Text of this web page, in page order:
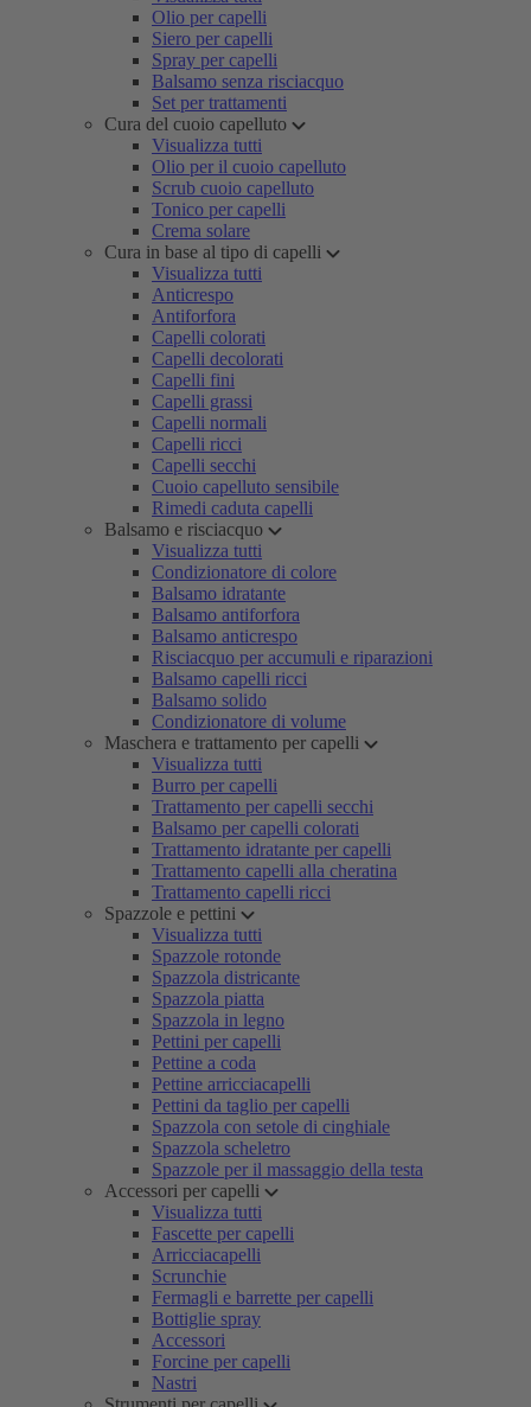
Olio per capelli
Siero per capelli
Spray per capelli
Balsamo senza risciacquo
Set per trattamenti
Cura del cuoio capelluto
Visualizza tutti
Olio per il cuoio capelluto
Scrub cuoio capelluto
Tonico per capelli
Crema solare
Cura in base al tipo di capelli
Visualizza tutti
Anticrespo
Antiforfora
Capelli colorati
Capelli decolorati
Capelli fini
Capelli grassi
Capelli normali
Capelli ricci
Capelli secchi
Cuoio capelluto sensibile
Rimedi caduta capelli
Balsamo e risciacquo
Visualizza tutti
Condizionatore di colore
Balsamo idratante
Balsamo antiforfora
Balsamo anticrespo
Risciacquo per accumuli e riparazioni
Balsamo capelli ricci
Balsamo solido
Condizionatore di volume
Maschera e trattamento per capelli
Visualizza tutti
Burro per capelli
Trattamento per capelli secchi
Balsamo per capelli colorati
Trattamento idratante per capelli
Trattamento capelli alla cheratina
Trattamento capelli ricci
Spazzole e pettini
Visualizza tutti
Spazzole rotonde
Spazzola districante
Spazzola piatta
Spazzola in legno
Pettini per capelli
Pettine a coda
Pettine arricciacapelli
Pettini da taglio per capelli
Spazzola con setole di cinghiale
Spazzola scheletro
Spazzole per il massaggio della testa
Accessori per capelli
Visualizza tutti
Fascette per capelli
Arricciacapelli
Scrunchie
Fermagli e barrette per capelli
Bottiglie spray
Accessori
Forcine per capelli
Nastri